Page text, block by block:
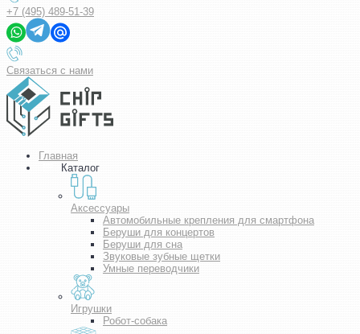
+7 (495) 489-51-39
Связаться с нами
Главная
Каталог
Аксессуары
Автомобильные крепления для смартфона
Беруши для концертов
Беруши для сна
Звуковые зубные щетки
Умные переводчики
Игрушки
Робот-собака